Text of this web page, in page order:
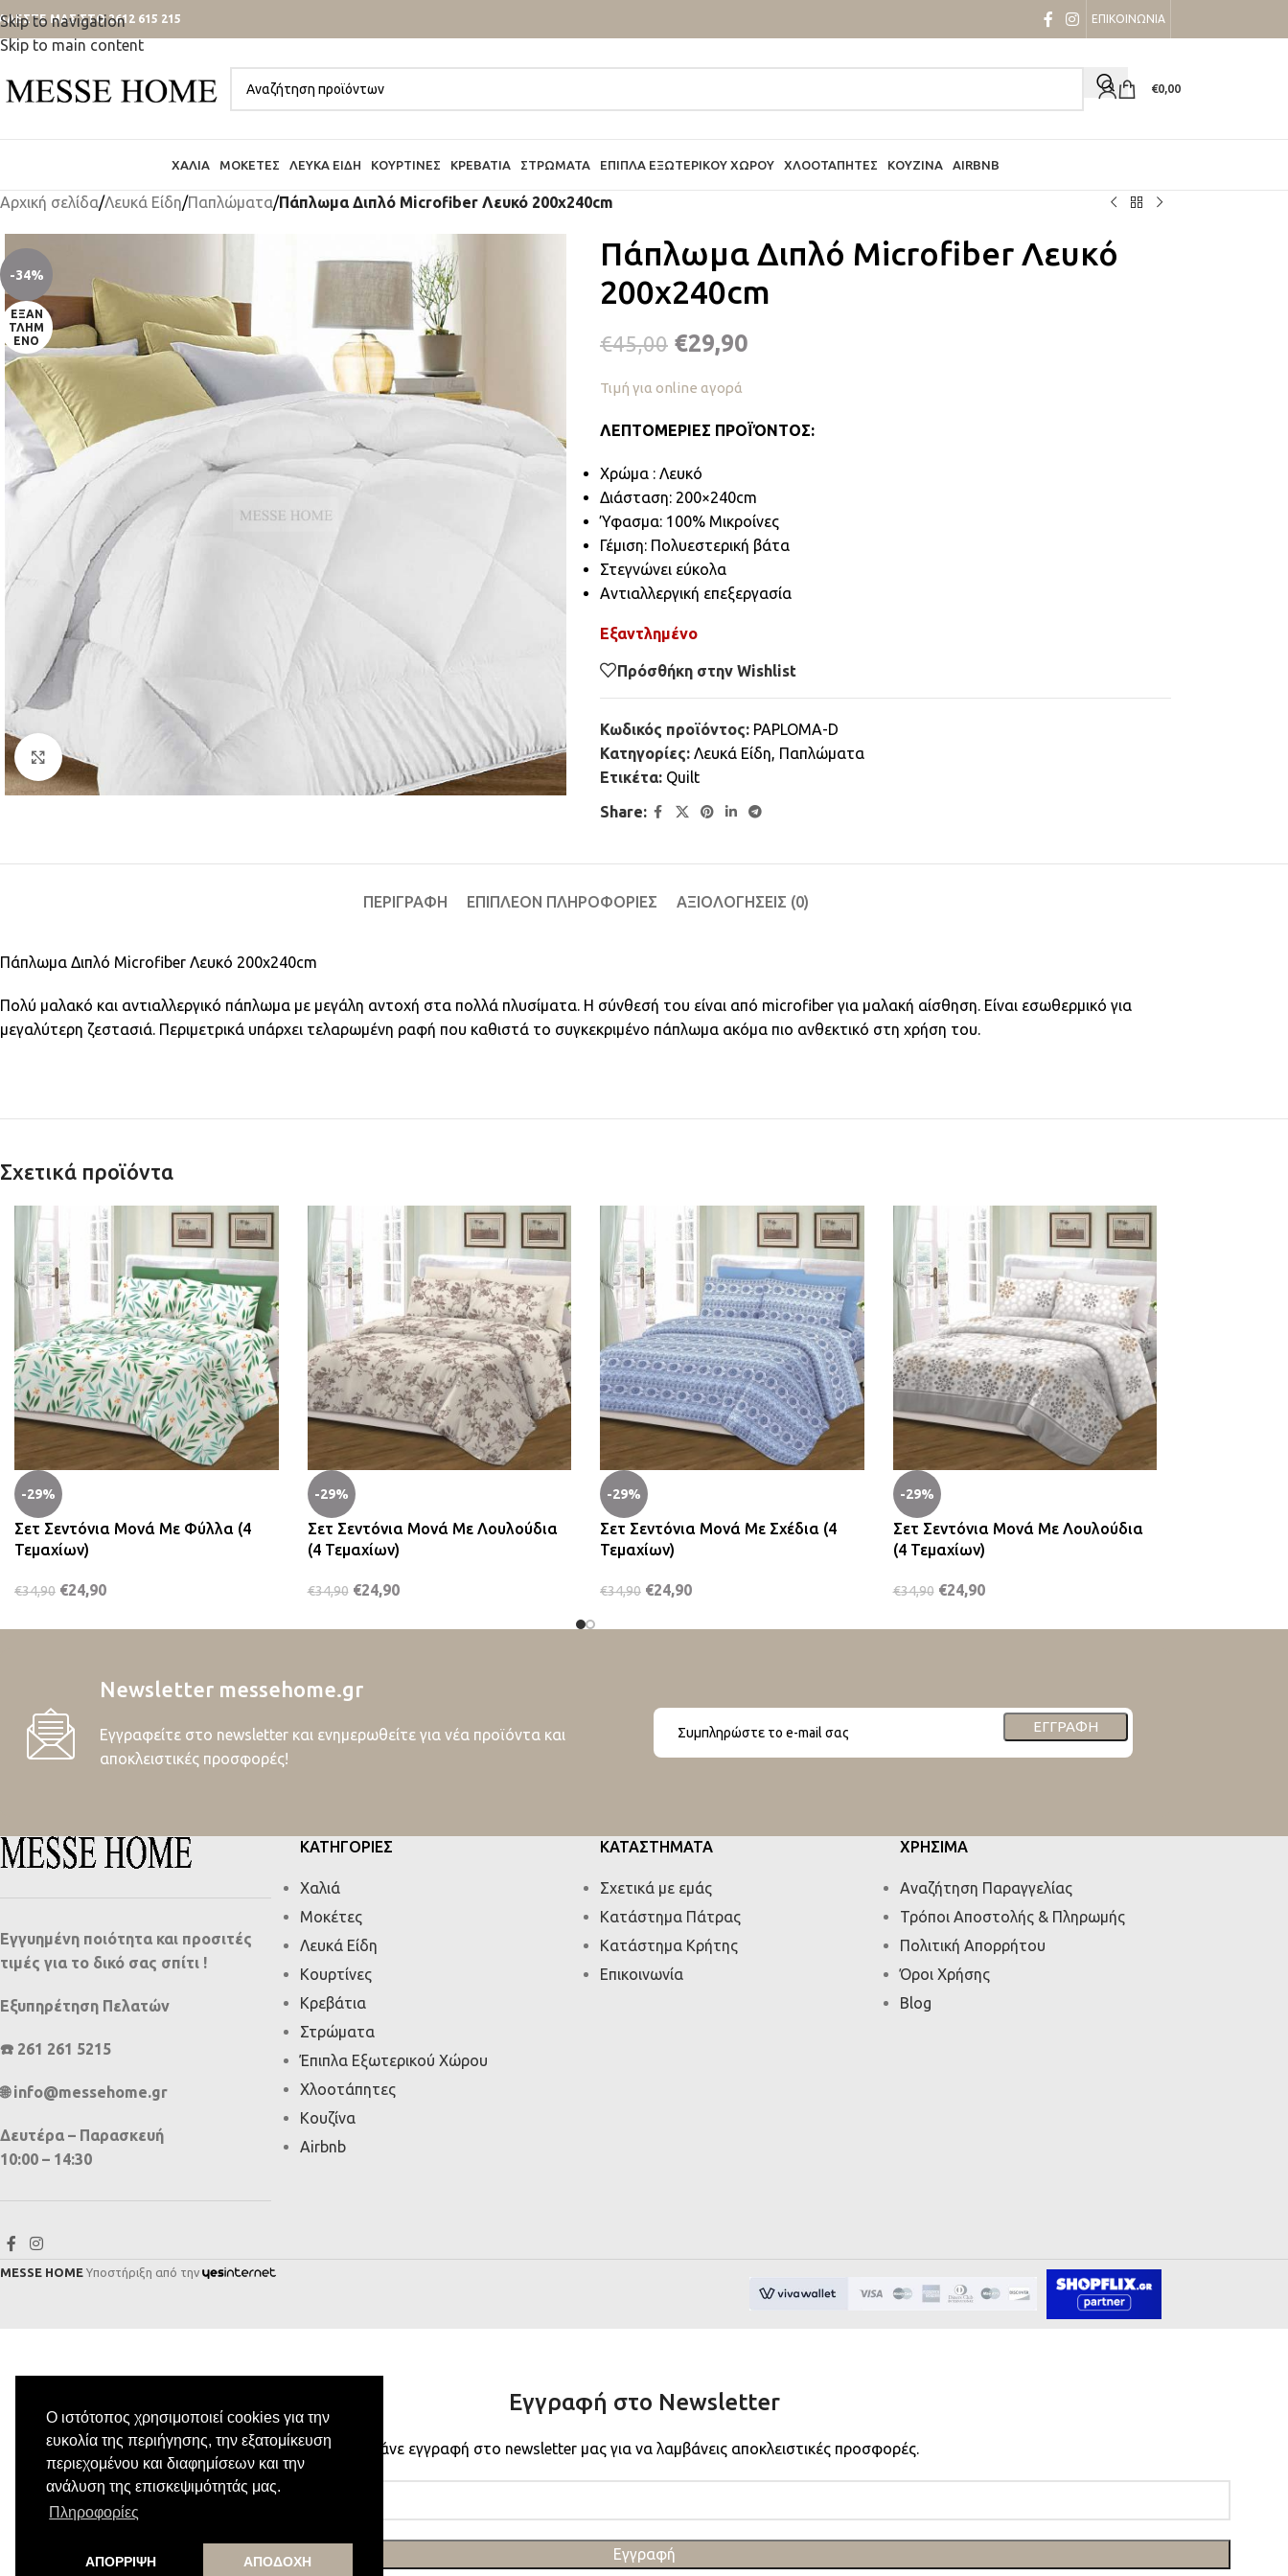
Ο ιστότοπος χρησιμοποιεί cookies για την
ευκολία της περιήγησης, την εξατομίκευση
περιεχομένου και διαφημίσεων και την
ανάλυση της επισκεψιμότητάς μας.
Πληροφορίες
ΑΠΟΡΡΙΨΗ ΑΠΟΔΟΧΗ
Skip to navigation
Skip to main content
ΜΑΣ ΣΤΟ 2612 615 215 ΕΠΙΚΟΙΝΩΝΙΑ
€0,00
ΧΑΛΙΆ ΜΟΚΈΤΕΣ ΛΕΥΚΆ ΕΊΔΗ ΚΟΥΡΤΊΝΕΣ ΚΡΕΒΆΤΙΑ ΣΤΡΏΜΑΤΑ ΈΠΙΠΛΑ ΕΞΩΤΕΡΙΚΟΎ ΧΏΡΟΥ ΧΛΟΟΤΆΠΗΤΕΣ ΚΟΥΖΊΝΑ AIRBNB
Αρχική σελίδα/Λευκά Είδη/Παπλώματα/Πάπλωμα Διπλό Microfiber Λευκό 200x240cm
-34%
ΕΞΑΝ
ΤΛΗΜ
ΈΝΟ
Κλικ για μεγέθυνση
Πάπλωμα Διπλό Microfiber Λευκό
200x240cm
€45,00 €29,90
Τιμή για online αγορά
ΛΕΠΤΟΜΕΡΙΕΣ ΠΡΟΪΌΝΤΟΣ:
Χρώμα : Λευκό
Διάσταση: 200×240cm
Ύφασμα: 100% Μικροίνες
Γέμιση: Πολυεστερική βάτα
Στεγνώνει εύκολα
Αντιαλλεργική επεξεργασία
Εξαντλημένο
Πρόσθήκη στην Wishlist
Κωδικός προϊόντος: PAPLOMA-D
Κατηγορίες: Λευκά Είδη, Παπλώματα
Ετικέτα: Quilt
Share:
ΠΕΡΙΓΡΑΦΉ ΕΠΙΠΛΈΟΝ ΠΛΗΡΟΦΟΡΊΕΣ ΑΞΙΟΛΟΓΉΣΕΙΣ (0)
Πάπλωμα Διπλό Microfiber Λευκό 200x240cm
Πολύ μαλακό και αντιαλλεργικό πάπλωμα με μεγάλη αντοχή στα πολλά πλυσίματα. Η σύνθεσή του είναι από microfiber για μαλακή αίσθηση. Είναι εσωθερμικό για
μεγαλύτερη ζεστασιά. Περιμετρικά υπάρχει τελαρωμένη ραφή που καθιστά το συγκεκριμένο πάπλωμα ακόμα πιο ανθεκτικό στη χρήση του.
Σχετικά προϊόντα
-29%
Σετ Σεντόνια Μονά Με Φύλλα (4
Τεμαχίων)
€34,90 €24,90
-29%
Σετ Σεντόνια Μονά Με Λουλούδια
(4 Τεμαχίων)
€34,90 €24,90
-29%
Σετ Σεντόνια Μονά Με Σχέδια (4
Τεμαχίων)
€34,90 €24,90
-29%
Σετ Σεντόνια Μονά Με Λουλούδια
(4 Τεμαχίων)
€34,90 €24,90
Newsletter messehome.gr
Εγγραφείτε στο newsletter και ενημερωθείτε για νέα προϊόντα και
αποκλειστικές προσφορές!
ΕΓΓΡΑΦΉ
Εγγυημένη ποιότητα και προσιτές
τιμές για το δικό σας σπίτι !
Εξυπηρέτηση Πελατών
☎️ 261 261 5215
🌐 info@messehome.gr
Δευτέρα – Παρασκευή
10:00 – 14:30
ΚΑΤΗΓΟΡΙΕΣ
Χαλιά
Μοκέτες
Λευκά Είδη
Κουρτίνες
Κρεβάτια
Στρώματα
Έπιπλα Εξωτερικού Χώρου
Χλοοτάπητες
Κουζίνα
Airbnb
ΚΑΤΑΣΤΗΜΑΤΑ
Σχετικά με εμάς
Κατάστημα Πάτρας
Κατάστημα Κρήτης
Επικοινωνία
ΧΡΗΣΙΜΑ
Αναζήτηση Παραγγελίας
Τρόποι Αποστολής & Πληρωμής
Πολιτική Απορρήτου
Όροι Χρήσης
Blog
MESSE HOME Υποστήριξη από την
Εγγραφή στο Newsletter
Κάνε εγγραφή στο newsletter μας για να λαμβάνεις αποκλειστικές προσφορές.
Εγγραφή